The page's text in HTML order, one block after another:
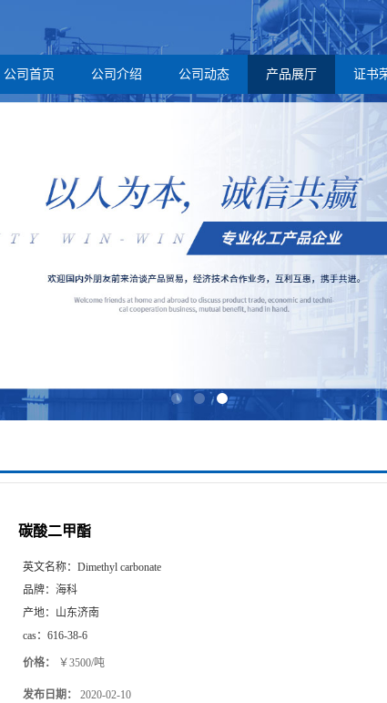
公司首页 公司介绍 公司动态 产品展厅 证书
碳酸二甲酯
英文名称： Dimethyl carbonate
品牌： 海科
产地： 山东济南
cas： 616-38-6
价格： ￥3500/吨
发布日期： 2020-02-10